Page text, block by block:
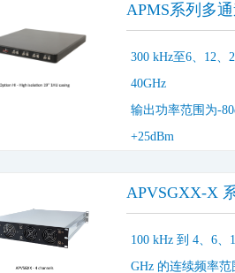
APMS系列多
300 kHz至6、12、
40GHz
输出功率范围为-
+25dBm
APVSGXX-X
100 kHz 到 4、6、
GHz 的连续频率范